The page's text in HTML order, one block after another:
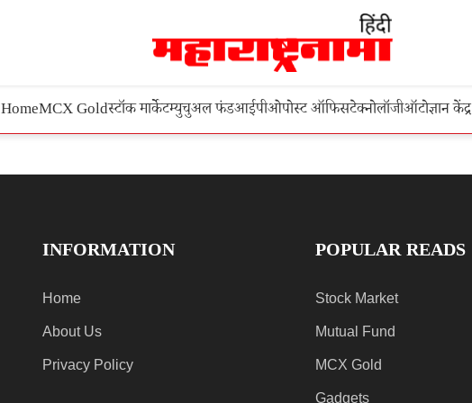
HomeMCX Goldस्टॉक मार्केटम्युचुअल फंडआईपीओपोस्ट ऑफिसटेक्नोलॉजीऑटोज्ञान केंद्र
INFORMATION
Home
About Us
Privacy Policy
POPULAR READS
Stock Market
Mutual Fund
MCX Gold
Gadgets